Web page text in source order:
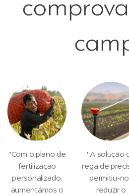
"Com o plano de
fertilização
personalizado,
aumentámos o
"A solução
rega de
permitiu-
reduzir o